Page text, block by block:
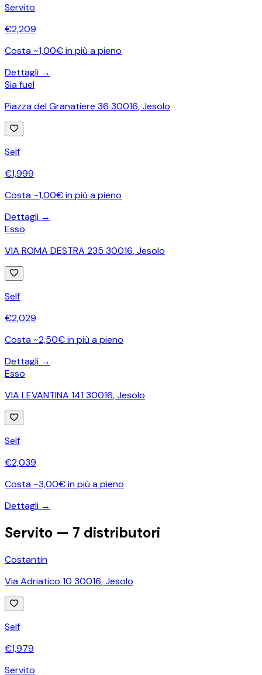
Servito
€2,209
Costa ~1,00€ in più a pieno
Dettagli →
Sia fuel
Piazza del Granatiere 36 30016,Jesolo
Self
€1,999
Costa ~1,00€ in più a pieno
Dettagli →
Esso
VIA ROMA DESTRA 235 30016,Jesolo
Self
€2,029
Costa ~2,50€ in più a pieno
Dettagli →
Esso
VIA LEVANTINA 141 30016,Jesolo
Self
€2,039
Costa ~3,00€ in più a pieno
Dettagli →
Servito — 7 distributori
Costantin
Via Adriatico 10 30016,Jesolo
Self
€1,979
Servito